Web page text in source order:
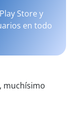
Store y
en todo
muchísimo